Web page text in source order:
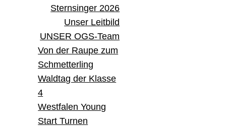
Sternsinger 2026
Unser Leitbild
UNSER OGS-Team
Von der Raupe zum
Schmetterling
Waldtag der Klasse
4
Westfalen Young
Start Turnen